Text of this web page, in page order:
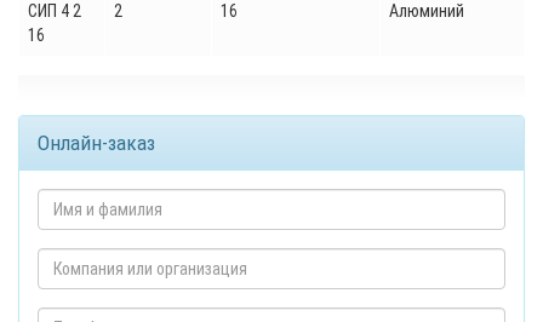
СИП 4 2
16
2 16 Алюминий
Онлайн-заказ